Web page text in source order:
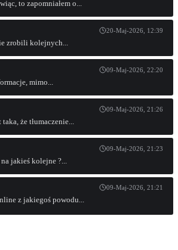
to zapomniałem o...
20-Maj-2026, 12:39
zrobili kolejnych...
09-Maj-2026, 22:20
mimo...
09-Maj-2026, 21:26
że tłumaczenie...
09-Maj-2026, 21:23
jakieś kolejne ?...
09-Maj-2026, 21:21
z jakiegoś powodu...